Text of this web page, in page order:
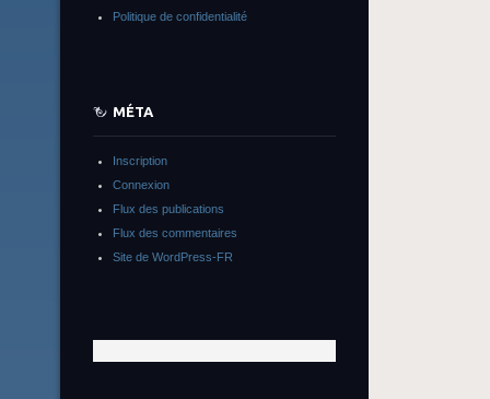
Politique de confidentialité
MÉTA
Inscription
Connexion
Flux des publications
Flux des commentaires
Site de WordPress-FR